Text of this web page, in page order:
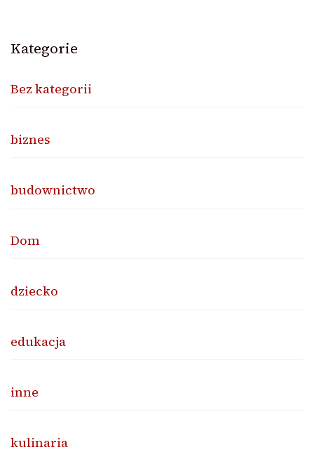
Kategorie
Bez kategorii
biznes
budownictwo
Dom
dziecko
edukacja
inne
kulinaria